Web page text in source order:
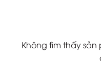
Không tìm thấy